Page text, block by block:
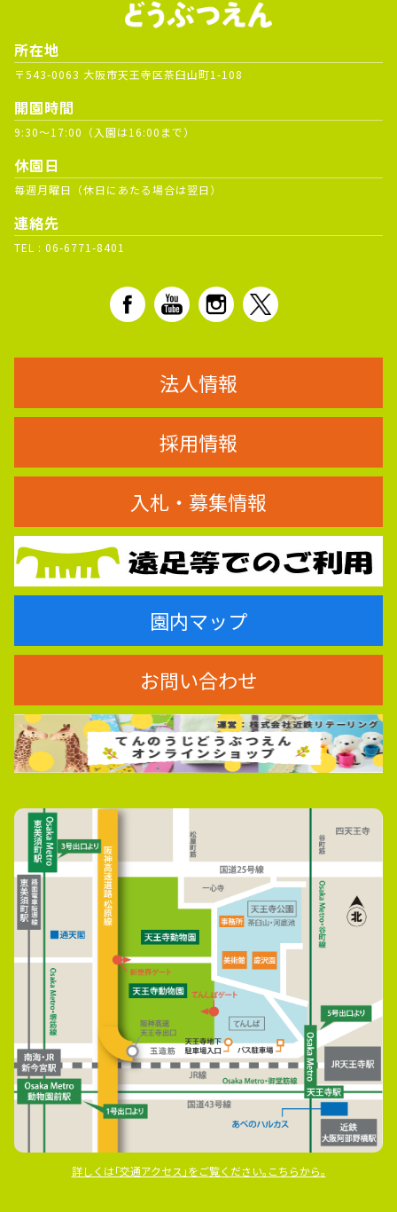
所在地
〒543-0063 大阪市天王寺区茶臼山町1-108
開園時間
9:30～17:00（入園は16:00まで）
休園日
毎週月曜日（休日にあたる場合は翌日）
連絡先
TEL : 06-6771-8401
法人情報
採用情報
入札・募集情報
園内マップ
お問い合わせ
詳しくは｢交通アクセス｣をご覧ください｡こちらから｡